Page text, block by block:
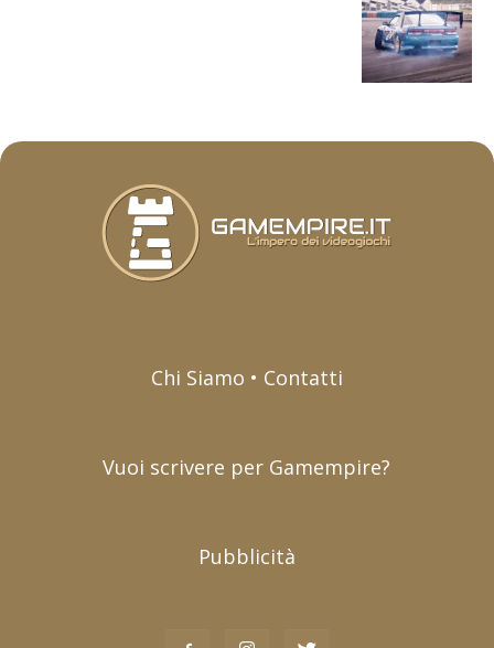
Chi Siamo • Contatti
Vuoi scrivere per Gamempire?
Pubblicità